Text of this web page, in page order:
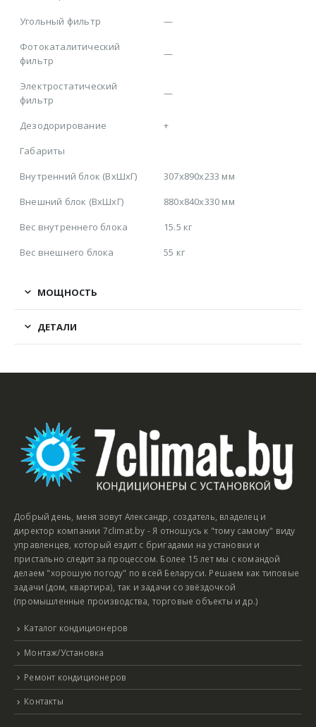
Угольный фильтр
—
Фотокаталитический
фильтр
—
Электростатический
фильтр
—
Дезодорирование
+
Габариты
Внутренний блок (ВхШхГ)
307х890х233 мм
Внешний блок (ВхШхГ)
880х840х330 мм
Вес внутреннего блока
15.5 кг
Вес внешнего блока
55 кг
МОЩНОСТЬ
ДЕТАЛИ
Добрый день, меня зовут Александр, создатель, владелец и
директор компании 7climat.by - Я отношусь к "тому самому" виду
управленцев, который ездит с бригадами на установки и
пристально следит за процессом. Более 15 лет мы с командой
делаем "хорошую погоду" по всей Беларуси. Решаем как типовые
задачи (дом, квартира), так и задачи со звёздочкой
(промышленные производства, торговые объекты и др.)
Каталог кондиционеров
Монтаж/Установка
Ремонт кондиционеров
Контакты